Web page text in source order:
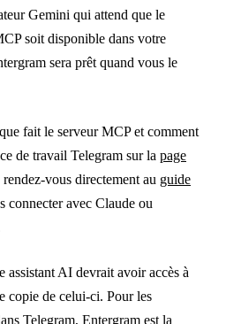
Gemini qui attend que le
soit disponible dans votre
sera prêt quand vous le
fait le serveur MCP et comment
de travail Telegram sur la page
rendez-vous directement au guide
connecter avec Claude ou
AI devrait avoir accès à
copie de celui-ci. Pour les
Telegram, Entergram est la